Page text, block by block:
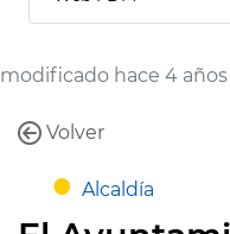
modificado hace 4 años
Volver
Alcaldía